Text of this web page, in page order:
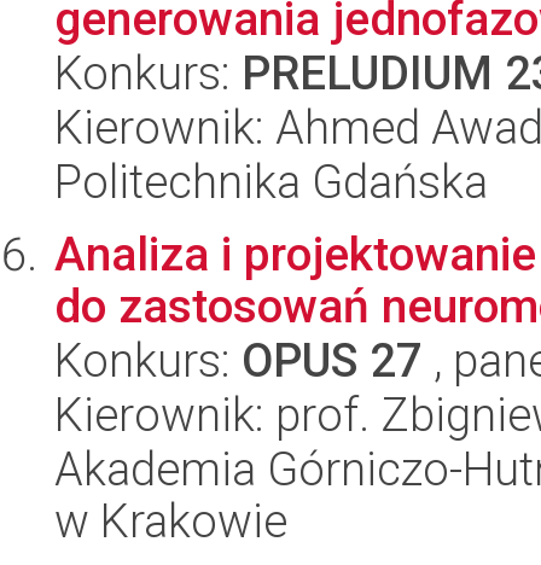
generowania
Konkurs: PRELUDIUM
Kierownik: Ahmed
Politechnika Gdańska
Analiza i
do zastosowań
Konkurs: OPUS 27 ,
Kierownik: prof.
Akademia Górniczo-
w Krakowie